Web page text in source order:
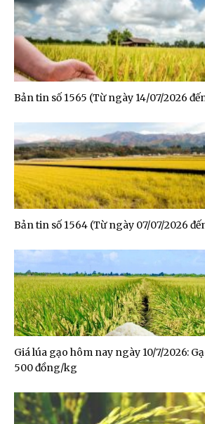
Bản tin số 1565 (Từ ngày 14/07/2026
Bản tin số 1564 (Từ ngày 07/07/2026
Giá lúa gạo hôm nay ngày 10/7/2026:
500 đồng/kg